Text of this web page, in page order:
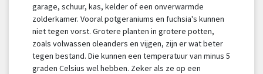
garage, schuur, kas, kelder of een onverwarmde
zolderkamer. Vooral potgeraniums en fuchsia's kunnen
niet tegen vorst. Grotere planten in grotere potten,
zoals volwassen oleanders en vijgen, zijn er wat beter
tegen bestand. Die kunnen een temperatuur van minus 5
graden Celsius wel hebben. Zeker als ze op een